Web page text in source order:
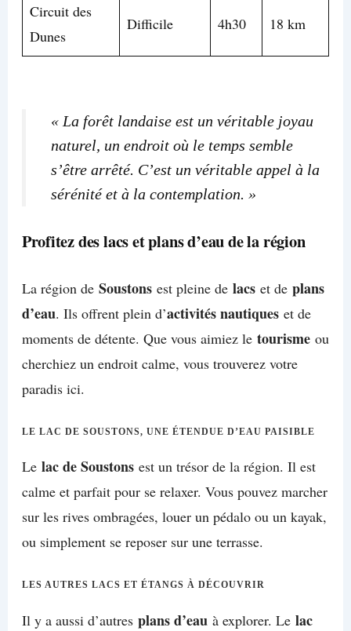
Circuit des
Dunes
Difficile 4h30 18 km
« La forêt landaise est un véritable joyau
naturel, un endroit où le temps semble
s’être arrêté. C’est un véritable appel à la
sérénité et à la contemplation. »
Profitez des lacs et plans d’eau de la région
La région de Soustonsest pleine de lacset de plans
d’eau. Ils offrent plein d’activités nautiqueset de
moments de détente. Que vous aimiez le tourismeou
cherchiez un endroit calme, vous trouverez votre
paradis ici.
LE LAC DE SOUSTONS, UNE ÉTENDUE D’EAU PAISIBLE
Le lac de Soustonsest un trésor de la région. Il est
calme et parfait pour se relaxer. Vous pouvez marcher
sur les rives ombragées, louer un pédalo ou un kayak,
ou simplement se reposer sur une terrasse.
LES AUTRES LACS ET ÉTANGS À DÉCOUVRIR
Il y a aussi d’autres plans d’eau à explorer. Le lac